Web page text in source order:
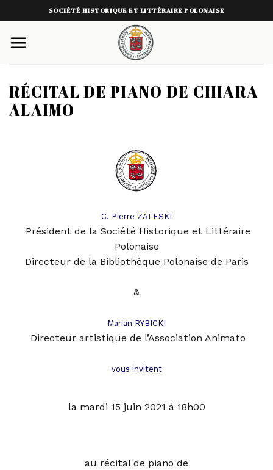
to
content
SOCIÉTÉ HISTORIQUE ET LITTÉRAIRE POLONAISE
RÉCITAL DE PIANO DE CHIARA
ALAIMO
C. Pierre ZALESKI
Président de la Société Historique et Littéraire
Polonaise
Directeur de la Bibliothèque Polonaise de Paris
&
Marian RYBICKI
Directeur artistique de l’Association Animato
vous invitent
la mardi 15 juin 2021 à 18h00
au récitalde piano de